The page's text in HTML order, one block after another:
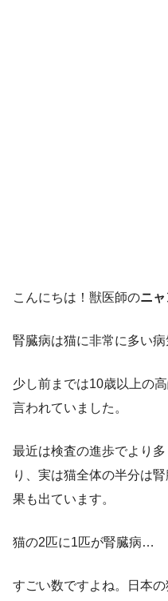
こんにちは！獣医師のニ
腎臓病は猫に非常に多い病
少し前までは10歳以上の
言われていました。
最近は検査の進歩でより
り、実は猫全体の半分は
果も出ています。
猫の2匹に1匹が腎臓病…
すごい数ですよね。日本